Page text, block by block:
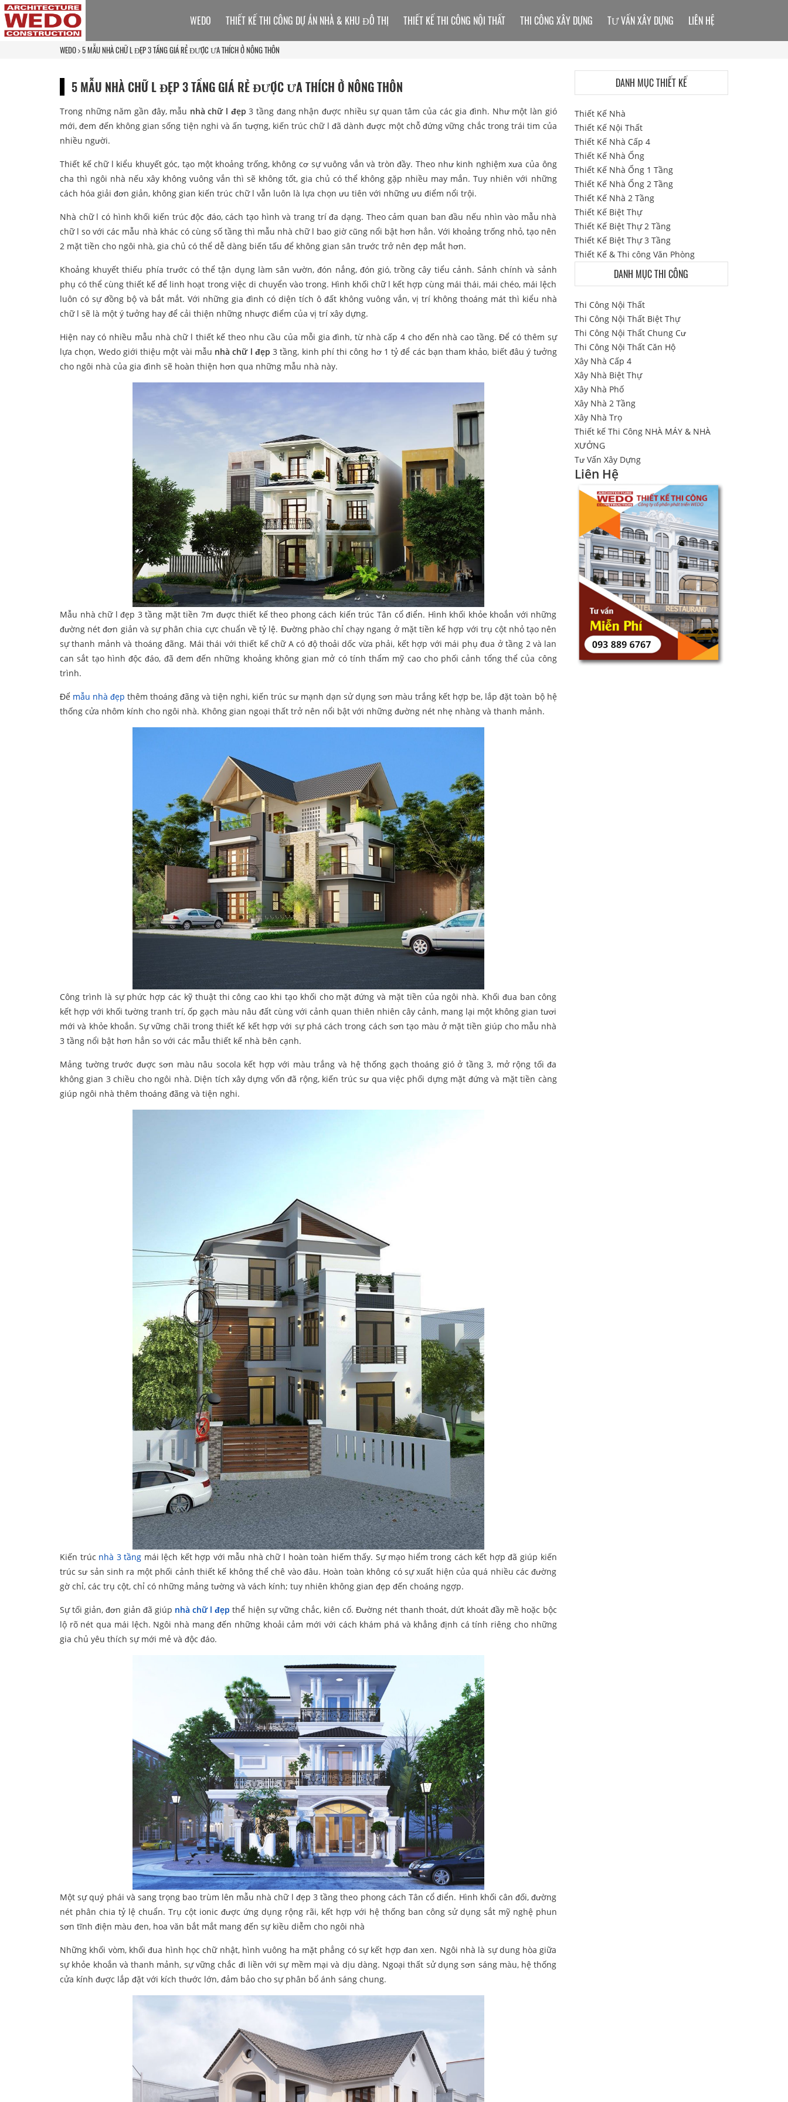
WEDO 5 MẪU NHÀ CHỮ L ĐẸP 3 TẦNG GIÁ RẺ ĐƯỢC ƯA THÍCH Ở NÔNG THÔN
5 MẪU NHÀ CHỮ L ĐẸP 3 TẦNG GIÁ RẺ ĐƯỢC ƯA THÍCH Ở NÔNG THÔN
Trong những năm gần đây, mẫu nhà chữ l đẹp 3 tầng đang nhận được nhiều sự quan tâm của các gia đình. Như một làn gió
mới, đem đến không gian sống tiện nghi và ấn tượng, kiến trúc chữ l đã dành được một chỗ đứng vững chắc trong trái tim của
nhiều người.
Thiết kế chữ l kiểu khuyết góc, tạo một khoảng trống, không cơ sự vuông vắn và tròn đầy. Theo như kinh nghiệm xưa của ông
cha thì ngôi nhà nếu xây không vuông vắn thì sẽ không tốt, gia chủ có thể không gặp nhiều may mắn. Tuy nhiên với những
cách hóa giải đơn giản, không gian kiến trúc chữ l vẫn luôn là lựa chọn ưu tiên với những ưu điểm nổi trội.
Nhà chữ l có hình khối kiến trúc độc đáo, cách tạo hình và trang trí đa dạng. Theo cảm quan ban đầu nếu nhìn vào mẫu nhà
chữ l so với các mẫu nhà khác có cùng số tầng thì mẫu nhà chữ l bao giờ cũng nổi bật hơn hẳn. Với khoảng trống nhỏ, tạo nên
2 mặt tiền cho ngôi nhà, gia chủ có thể dễ dàng biến tấu để không gian sân trước trở nên đẹp mắt hơn.
Khoảng khuyết thiếu phía trước có thể tận dụng làm sân vườn, đón nắng, đón gió, trồng cây tiểu cảnh. Sảnh chính và sảnh
phụ có thể cùng thiết kế để linh hoạt trong việc di chuyển vào trong. Hình khối chữ l kết hợp cùng mái thái, mái chéo, mái lệch
luôn có sự đồng bộ và bắt mắt. Với những gia đình có diện tích ô đất không vuông vắn, vị trí không thoáng mát thì kiểu nhà
chữ l sẽ là một ý tưởng hay để cải thiện những nhược điểm của vị trí xây dựng.
Hiện nay có nhiều mẫu nhà chữ l thiết kế theo nhu cầu của mỗi gia đình, từ nhà cấp 4 cho đến nhà cao tầng. Để có thêm sự
lựa chọn, Wedo giới thiệu một vài mẫu nhà chữ l đẹp 3 tầng, kinh phí thi công hơ 1 tỷ để các bạn tham khảo, biết đâu ý tưởng
cho ngôi nhà của gia đình sẽ hoàn thiện hơn qua những mẫu nhà này.
Mẫu nhà chữ l đẹp 3 tầng mặt tiền 7m được thiết kế theo phong cách kiến trúc Tân cổ điển. Hình khối khỏe khoắn với những
đường nét đơn giản và sự phân chia cực chuẩn về tỷ lệ. Đường phào chỉ chạy ngang ở mặt tiền kế hợp với trụ cột nhỏ tạo nên
sự thanh mảnh và thoáng đãng. Mái thái với thiết kế chữ A có độ thoải dốc vừa phải, kết hợp với mái phụ đua ở tầng 2 và lan
can sắt tạo hình độc đáo, đã đem đến những khoảng không gian mở có tính thẩm mỹ cao cho phối cảnh tổng thể của công
trình.
Để mẫu nhà đẹp thêm thoáng đãng và tiện nghi, kiến trúc sư mạnh dạn sử dụng sơn màu trắng kết hợp be, lắp đặt toàn bộ hệ
thống cửa nhôm kính cho ngôi nhà. Không gian ngoại thất trở nên nổi bật với những đường nét nhẹ nhàng và thanh mảnh.
Công trình là sự phức hợp các kỹ thuật thi công cao khi tạo khối cho mặt đứng và mặt tiền của ngôi nhà. Khối đua ban công
kết hợp với khối tường tranh trí, ốp gạch màu nâu đất cùng với cảnh quan thiên nhiên cây cảnh, mang lại một không gian tươi
mới và khỏe khoắn. Sự vững chãi trong thiết kế kết hợp với sự phá cách trong cách sơn tạo màu ở mặt tiền giúp cho mẫu nhà
3 tầng nổi bật hơn hẳn so với các mẫu thiết kế nhà bên cạnh.
Mảng tường trước được sơn màu nâu socola kết hợp với màu trắng và hệ thống gạch thoáng gió ở tầng 3, mở rộng tối đa
không gian 3 chiều cho ngôi nhà. Diện tích xây dựng vốn đã rộng, kiến trúc sư qua việc phối dựng mặt đứng và mặt tiền càng
giúp ngôi nhà thêm thoáng đãng và tiện nghi.
Kiến trúc nhà 3 tầng mái lệch kết hợp với mẫu nhà chữ l hoàn toàn hiếm thấy. Sự mạo hiểm trong cách kết hợp đã giúp kiến
trúc sư sản sinh ra một phối cảnh thiết kế không thể chê vào đâu. Hoàn toàn không có sự xuất hiện của quá nhiều các đường
gờ chỉ, các trụ cột, chỉ có những mảng tường và vách kính; tuy nhiên không gian đẹp đến choáng ngợp.
Sự tối giản, đơn giản đã giúp nhà chữ l đẹp thể hiện sự vững chắc, kiên cố. Đường nét thanh thoát, dứt khoát đầy mề hoặc bộc
lộ rõ nét qua mái lệch. Ngôi nhà mang đến những khoải cảm mới với cách khám phá và khẳng định cá tính riêng cho những
gia chủ yêu thích sự mới mẻ và độc đáo.
Một sự quý phái và sang trọng bao trùm lên mẫu nhà chữ l đẹp 3 tầng theo phong cách Tân cổ điển. Hình khối cân đối, đường
nét phân chia tỷ lệ chuẩn. Trụ cột ionic được ứng dụng rộng rãi, kết hợp với hệ thống ban công sử dụng sắt mỹ nghệ phun
sơn tĩnh điện màu đen, hoa văn bắt mắt mang đến sự kiều diễm cho ngôi nhà
Những khối vòm, khối đua hình học chữ nhật, hình vuông ha mặt phẳng có sự kết hợp đan xen. Ngôi nhà là sự dung hòa giữa
sự khỏe khoắn và thanh mảnh, sự vững chắc đi liền với sự mềm mại và dịu dàng. Ngoại thất sử dụng sơn sáng màu, hệ thống
cửa kính được lắp đặt với kích thước lớn, đảm bảo cho sự phân bổ ánh sáng chung.
WEDO THIẾT KẾ THI CÔNG DỰ ÁN NHÀ & KHU ĐÔ THỊ THIẾT KẾ THI CÔNG NỘI THẤT THI CÔNG XÂY DỰNG TƯ VẤN XÂY DỰNG LIÊN HỆ
DANH MỤC THIẾT KẾ
Thiết Kế Nhà
Thiết Kế Nội Thất
Thiết Kế Nhà Cấp 4
Thiết Kế Nhà Ống
Thiết Kế Nhà Ống 1 Tầng
Thiết Kế Nhà Ống 2 Tầng
Thiết Kế Nhà 2 Tầng
Thiết Kế Biệt Thự
Thiết Kế Biệt Thự 2 Tầng
Thiết Kế Biệt Thự 3 Tầng
Thiết Kế & Thi công Văn Phòng
DANH MỤC THI CÔNG
Thi Công Nội Thất
Thi Công Nội Thất Biệt Thự
Thi Công Nội Thất Chung Cư
Thi Công Nội Thất Căn Hộ
Xây Nhà Cấp 4
Xây Nhà Biệt Thự
Xây Nhà Phố
Xây Nhà 2 Tầng
Xây Nhà Trọ
Thiết kế Thi Công NHÀ MÁY & NHÀ
XƯỞNG
Tư Vấn Xây Dựng
Liên Hệ